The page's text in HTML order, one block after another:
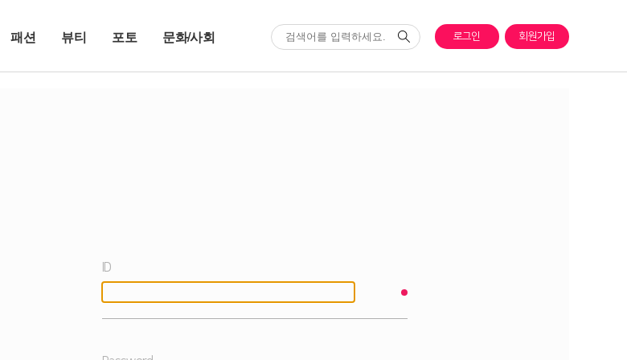
로그인 회원가입
패션 뷰티 포토 문화/사회
ID